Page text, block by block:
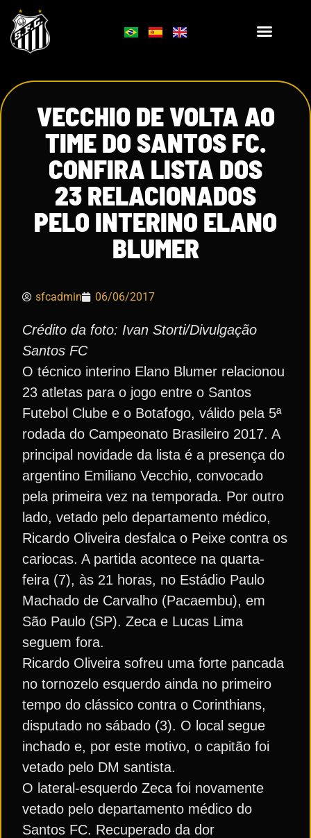
VECCHIO DE VOLTA AO
TIME DO SANTOS FC.
CONFIRA LISTA DOS
23 RELACIONADOS
PELO INTERINO ELANO
BLUMER
sfcadmin 06/06/2017
Crédito da foto: Ivan Storti/Divulgação
Santos FC
O técnico interino Elano Blumer relacionou
23 atletas para o jogo entre o Santos
Futebol Clube e o Botafogo, válido pela 5ª
rodada do Campeonato Brasileiro 2017. A
principal novidade da lista é a presença do
argentino Emiliano Vecchio, convocado
pela primeira vez na temporada. Por outro
lado, vetado pelo departamento médico,
Ricardo Oliveira desfalca o Peixe contra os
cariocas. A partida acontece na quarta-
feira (7), às 21 horas, no Estádio Paulo
Machado de Carvalho (Pacaembu), em
São Paulo (SP). Zeca e Lucas Lima
seguem fora.
Ricardo Oliveira sofreu uma forte pancada
no tornozelo esquerdo ainda no primeiro
tempo do clássico contra o Corinthians,
disputado no sábado (3). O local segue
inchado e, por este motivo, o capitão foi
vetado pelo DM santista.
O lateral-esquerdo Zeca foi novamente
vetado pelo departamento médico do
Santos FC. Recuperado da dor